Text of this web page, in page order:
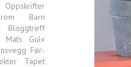
Oppskrifter
Barn
Bloggtreff
Mats
Gulv
Før-
Tapet